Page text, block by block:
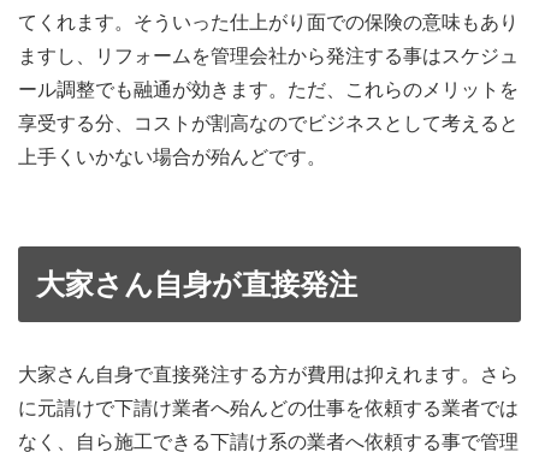
てくれます。そういった仕上がり面での保険の意味もあり
ますし、リフォームを管理会社から発注する事はスケジュ
ール調整でも融通が効きます。ただ、これらのメリットを
享受する分、コストが割高なのでビジネスとして考えると
上手くいかない場合が殆んどです。
大家さん自身が直接発注
大家さん自身で直接発注する方が費用は抑えれます。さら
に元請けで下請け業者へ殆んどの仕事を依頼する業者では
なく、自ら施工できる下請け系の業者へ依頼する事で管理